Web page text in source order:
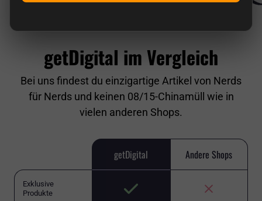
getDigital im Vergleich
Bei uns findest du einzigartige Artikel von Nerds
für Nerds und keinen 08/15-Chinamüll wie in
vielen anderen Shops.
getDigital Andere Shops
Exklusive
Produkte